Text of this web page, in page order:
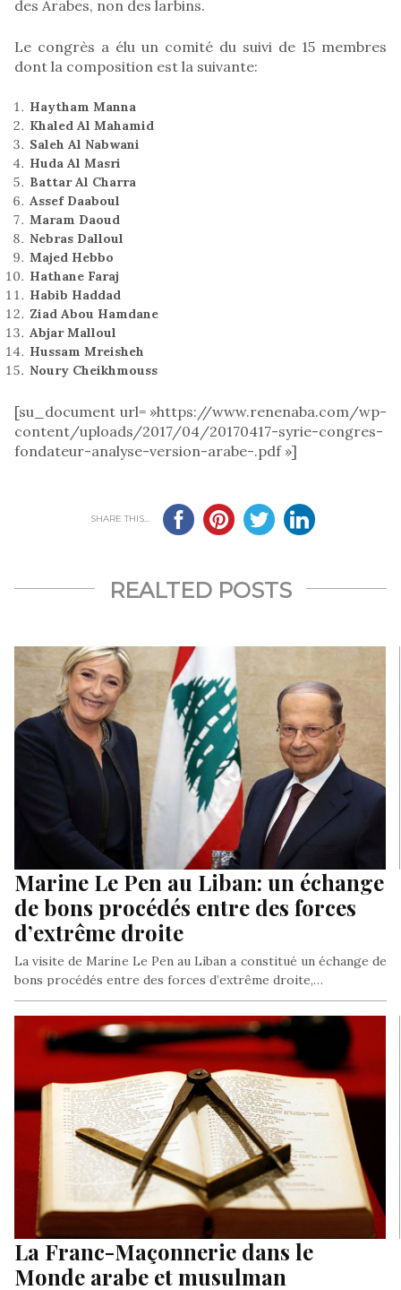
des Arabes, non des larbins.
Le congrès a élu un comité du suivi de 15 membres
dont la composition est la suivante:
Haytham Manna
Khaled Al Mahamid
Saleh Al Nabwani
Huda Al Masri
Battar Al Charra
Assef Daaboul
Maram Daoud
Nebras Dalloul
Majed Hebbo
Hathane Faraj
Habib Haddad
Ziad Abou Hamdane
Abjar Malloul
Hussam Mreisheh
Noury Cheikhmouss
[su_document url= »https://www.renenaba.com/wp-
content/uploads/2017/04/20170417-syrie-congres-
fondateur-analyse-version-arabe-.pdf »]
SHARE THIS...
REALTED POSTS
Marine Le Pen au Liban: un échange
de bons procédés entre des forces
d’extrême droite
La visite de Marine Le Pen au Liban a constitué un échange de
bons procédés entre des forces d’extrême droite,…
La Franc-Maçonnerie dans le
Monde arabe et musulman